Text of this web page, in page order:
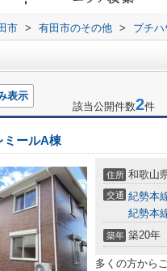
市 > 有田市のその他 > プチハ
表示
該当公開件数2件
ミールA棟
住所 和歌山
交通 紀勢本
紀勢本
築年 築20年
多くの方から